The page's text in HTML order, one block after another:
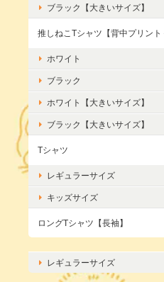
ブラック【大きいサイズ】
推しねこTシャツ【背中プリント
ホワイト
ブラック
ホワイト【大きいサイズ】
ブラック【大きいサイズ】
Tシャツ
レギュラーサイズ
キッズサイズ
ロングTシャツ【長袖】
レギュラーサイズ